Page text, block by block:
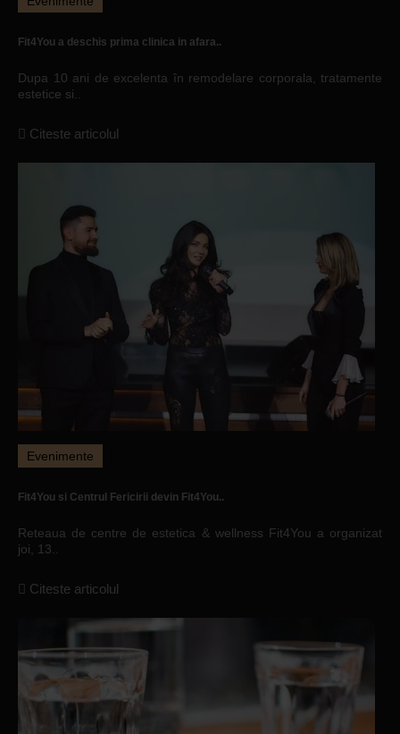
Fit4You a deschis prima clinica in afara..
Dupa 10 ani de excelenta în remodelare corporala, tratamente
estetice si..
Citeste articolul
Evenimente
Fit4You si Centrul Fericirii devin Fit4You..
Reteaua de centre de estetica & wellness Fit4You a organizat
joi, 13..
Citeste articolul